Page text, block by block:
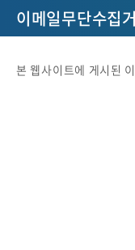
이메일무단수집
본 웹사이트에 게시된